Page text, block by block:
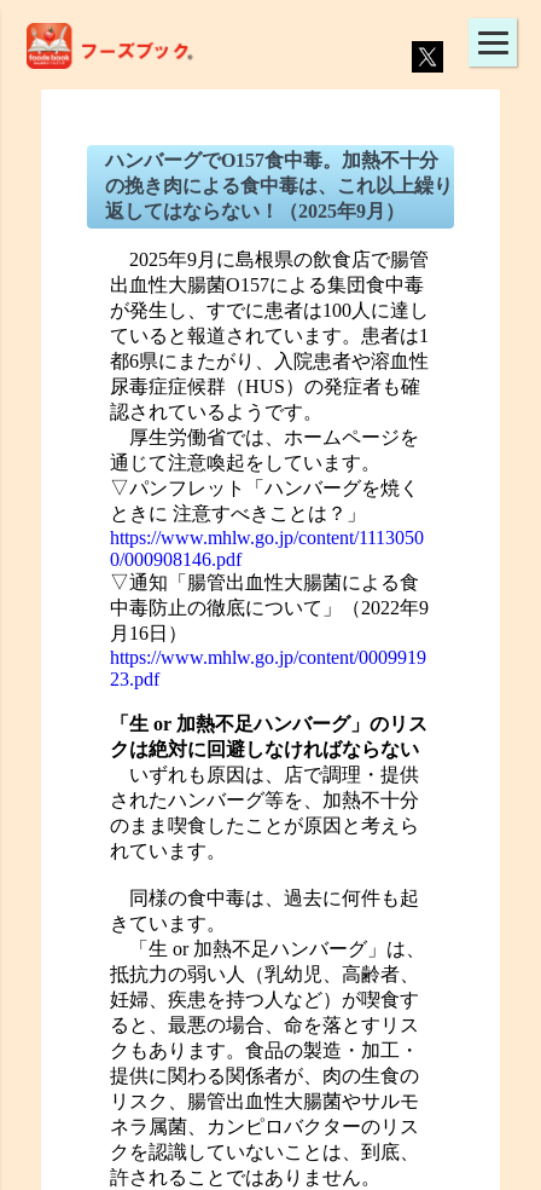
ハンバーグでO157食中毒。加熱不十分
の挽き肉による食中毒は、これ以上繰り
返してはならない！（2025年9月）
2025年9月に島根県の飲食店で腸管
出血性大腸菌O157による集団食中毒
が発生し、すでに患者は100人に達し
ていると報道されています。患者は1
都6県にまたがり、入院患者や溶血性
尿毒症症候群（HUS）の発症者も確
認されているようです。
厚生労働省では、ホームページを
通じて注意喚起をしています。
▽パンフレット「ハンバーグを焼く
ときに 注意すべきことは？」
https://www.mhlw.go.jp/content/1113050
0/000908146.pdf
▽通知「腸管出血性大腸菌による食
中毒防止の徹底について」（2022年9
月16日）
https://www.mhlw.go.jp/content/0009919
23.pdf
「生 or 加熱不足ハンバーグ」のリス
クは絶対に回避しなければならない
いずれも原因は、店で調理・提供
されたハンバーグ等を、加熱不十分
のまま喫食したことが原因と考えら
れています。
同様の食中毒は、過去に何件も起
きています。
「生 or 加熱不足ハンバーグ」は、
抵抗力の弱い人（乳幼児、高齢者、
妊婦、疾患を持つ人など）が喫食す
ると、最悪の場合、命を落とすリス
クもあります。食品の製造・加工・
提供に関わる関係者が、肉の生食の
リスク、腸管出血性大腸菌やサルモ
ネラ属菌、カンピロバクターのリス
クを認識していないことは、到底、
許されることではありません。